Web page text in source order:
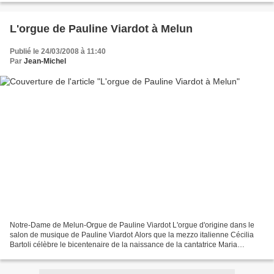
L'orgue de Pauline Viardot à Melun
Publié le 24/03/2008 à 11:40
Par Jean-Michel
Notre-Dame de Melun-Orgue de Pauline Viardot L'orgue d'origine dans le
salon de musique de Pauline Viardot Alors que la mezzo italienne Cécilia
Bartoli célèbre le bicentenaire de la naissance de la cantatrice Maria